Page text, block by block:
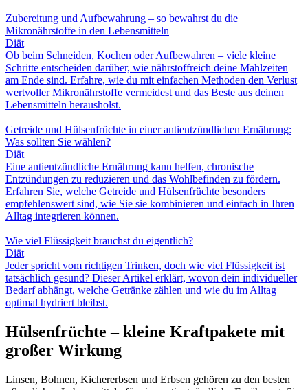
Zubereitung und Aufbewahrung – so bewahrst du die
Mikronährstoffe in den Lebensmitteln
Diät
Ob beim Schneiden, Kochen oder Aufbewahren – viele kleine
Schritte entscheiden darüber, wie nährstoffreich deine Mahlzeiten
am Ende sind. Erfahre, wie du mit einfachen Methoden den Verlust
wertvoller Mikronährstoffe vermeidest und das Beste aus deinen
Lebensmitteln herausholst.
Getreide und Hülsenfrüchte in einer antientzündlichen Ernährung:
Was sollten Sie wählen?
Diät
Eine antientzündliche Ernährung kann helfen, chronische
Entzündungen zu reduzieren und das Wohlbefinden zu fördern.
Erfahren Sie, welche Getreide und Hülsenfrüchte besonders
empfehlenswert sind, wie Sie sie kombinieren und einfach in Ihren
Alltag integrieren können.
Wie viel Flüssigkeit brauchst du eigentlich?
Diät
Jeder spricht vom richtigen Trinken, doch wie viel Flüssigkeit ist
tatsächlich gesund? Dieser Artikel erklärt, wovon dein individueller
Bedarf abhängt, welche Getränke zählen und wie du im Alltag
optimal hydriert bleibst.
Hülsenfrüchte – kleine Kraftpakete mit
großer Wirkung
Linsen, Bohnen, Kichererbsen und Erbsen gehören zu den besten